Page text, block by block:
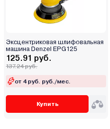
Эксцентриковая шлифовальная
машина Denzel EPG125
125.91 руб.
137.24 руб.
от 4 руб. руб./мес.
Купить